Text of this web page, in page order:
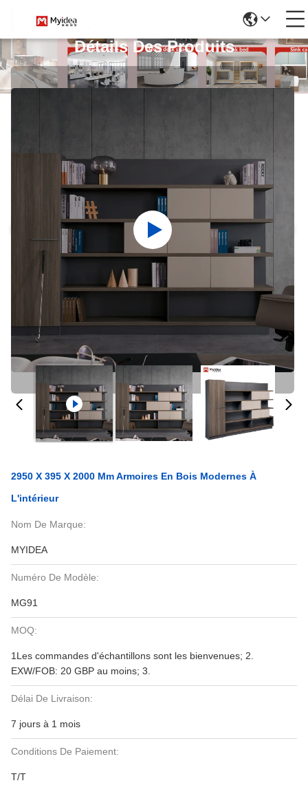
Détails Des Produits
2950 X 395 X 2000 Mm Armoires En Bois Modernes À
L'intérieur
Nom De Marque:
MYIDEA
Numéro De Modèle:
MG91
MOQ:
1Les commandes d'échantillons sont les bienvenues; 2.
EXW/FOB: 20 GBP au moins; 3.
Délai De Livraison:
7 jours à 1 mois
Conditions De Paiement:
T/T